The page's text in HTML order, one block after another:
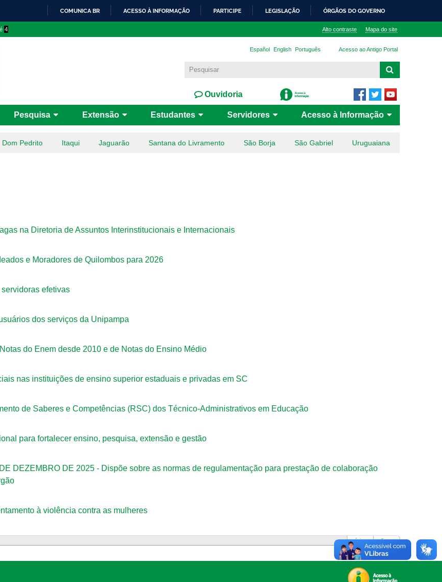
COMUNICA BR ACESSO À INFORMAÇÃO PARTICIPE LEGISLAÇÃO ÓRGÃOS DO GOVERNO
4 Alto contraste Mapa do site
Português
English
Español Acesso ao Antigo Portal
Ouvidoria
Pesquisa Extensão Estudantes Servidores Acesso à Informação
Dom Pedrito Itaqui Jaguarão Santana do Livramento São Borja São Gabriel Uruguaiana
na Diretoria de Assuntos Interinstitucionais e Internacionais
e Moradores de Quilombos para 2026
efetivas
dos serviços da Unipampa
do Enem desde 2010 e de Notas do Ensino Médio
nas instituições de ensino superior estaduais e privadas em SC
de Saberes e Competências (RSC) dos Técnico-Administrativos em Educação
para fortalecer ensino, pesquisa, extensão e gestão
DEZEMBRO DE 2025 - Dispõe sobre as normas de regulamentação para prestação de colaboração
à violência contra as mulheres
próximo › fim »